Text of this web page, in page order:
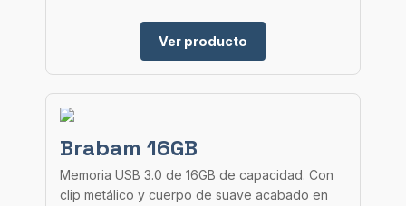
Ver producto
Brabam 16GB
Memoria USB 3.0 de 16GB de capacidad. Con
clip metálico y cuerpo de suave acabado en